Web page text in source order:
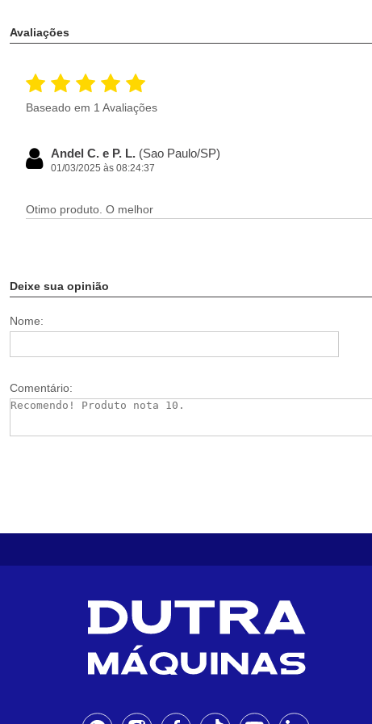
Avaliações
Baseado em 1 Avaliações
Andel C. e P. L. (Sao Paulo/SP)
01/03/2025 às 08:24:37
Otimo produto. O melhor
Deixe sua opinião
Nome:
Comentário: